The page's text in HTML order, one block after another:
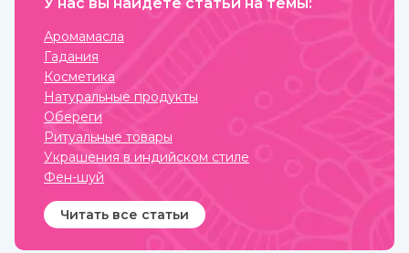
Аромамасла
Гадания
Косметика
Натуральные продукты
Обереги
Ритуальные товары
Украшения в индийском стиле
Фен-шуй
Читать все статьи